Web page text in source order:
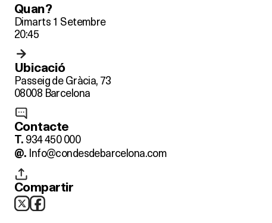
Quan?
Dimarts 1 Setembre
20:45
Ubicació
Passeig de Gràcia, 73
08008 Barcelona
Contacte
T. 934 450 000
@. Info@condesdebarcelona.com
Compartir